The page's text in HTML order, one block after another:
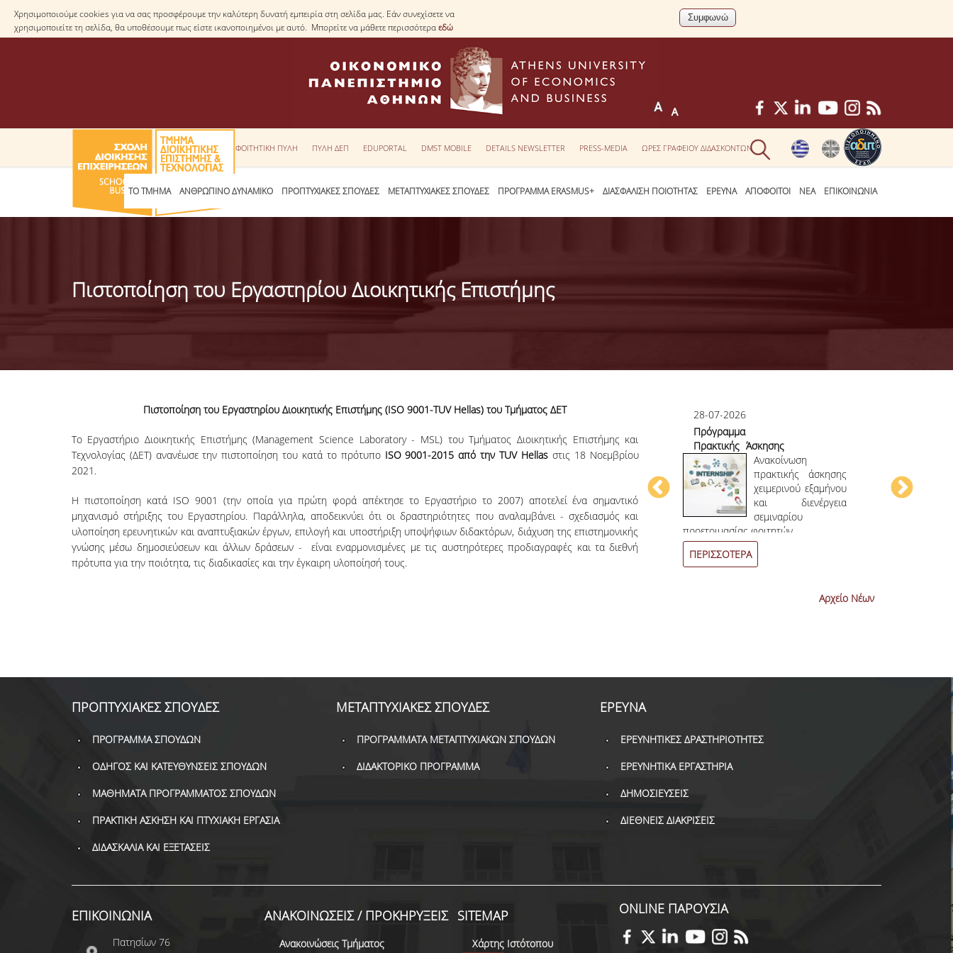
Χρησιμοποιούμε cookies για να σας προσφέρουμε την καλύτερη δυνατή εμπειρία στη σελίδα μας. Εάν συνεχίσετε να
χρησιμοποιείτε τη σελίδα, θα υποθέσουμε πως είστε ικανοποιημένοι με αυτό. Μπορείτε να μάθετε περισσότεραεδώ
ΦΟΙΤΗΤΙΚΗ ΠΥΛΗ ΠΥΛΗ ΔΕΠ EDUPORTAL DMST MOBILE DETAILS NEWSLETTER PRESS-MEDIA ΩΡΕΣ ΓΡΑΦΕΙΟΥ ΔΙΔΑΣΚΟΝΤΩΝ
ΤΟ ΤΜΗΜΑ ΑΝΘΡΩΠΙΝΟ ΔΥΝΑΜΙΚΟ ΠΡΟΠΤΥΧΙΑΚΕΣ ΣΠΟΥΔΕΣ ΜΕΤΑΠΤΥΧΙΑΚΕΣ ΣΠΟΥΔΕΣ ΠΡΟΓΡΑΜΜΑ ERASMUS+ ΔΙΑΣΦΑΛΙΣΗ ΠΟΙΟΤΗΤΑΣ ΕΡΕΥΝΑ ΑΠΟΦΟΙΤΟΙ ΝΕΑ ΕΠΙΚΟΙΝΩΝΙΑ
Πιστοποίηση του Εργαστηρίου Διοικητικής Επιστήμης
Πιστοποίηση του Εργαστηρίου Διοικητικής Επιστήμης (ISO 9001-TUV Hellas) του Τμήματος ΔΕΤ
Τo Εργαστήριο Διοικητικής Επιστήμης (Management Science Laboratory - MSL) του Τμήματος Διοικητικής Επιστήμης και
Τεχνολογίας (ΔΕΤ) ανανέωσε την πιστοποίηση του κατά το πρότυπο ISO 9001-2015 από την TUV Hellasστις 18 Νοεμβρίου
2021.
H πιστοποίηση κατά ISO 9001 (την οποία για πρώτη φορά απέκτησε το Εργαστήριο το 2007) αποτελεί ένα σημαντικό
μηχανισμό στήριξης του Εργαστηρίου. Παράλληλα, αποδεικνύει ότι οι δραστηριότητες που αναλαμβάνει - σχεδιασμός και
υλοποίηση ερευνητικών και αναπτυξιακών έργων, επιλογή και υποστήριξη υποψήφιων διδακτόρων, διάχυση της επιστημονικής
γνώσης μέσω δημοσιεύσεων και άλλων δράσεων - είναι εναρμονισμένες με τις αυστηρότερες προδιαγραφές και τα διεθνή
πρότυπα για την ποιότητα, τις διαδικασίες και την έγκαιρη υλοποίησή τους.
18-06-2026
Εκπόνησης
Διδακτορικών Η Συνέλευση του
προκήρυξη νέων
θέσεων υποψηφίων
διδακτόρων.
ΠΕΡΙΣΣΟΤΕΡΑ
28-07-2026
Πρόγραμμα
Πρακτικής Άσκησης
Χειμερινού
Εξαμήνου 2026-
2027
Ανακοίνωση
πρακτικής άσκησης
χειμερινού εξαμήνου
και διενέργεια
σεμιναρίου
προετοιμασίας φοιτητών.
ΠΕΡΙΣΣΟΤΕΡΑ
Αρχείο Νέων
ΠΡΟΠΤΥΧΙΑΚΕΣ ΣΠΟΥΔΕΣ
ΠΡΟΓΡΑΜΜΑ ΣΠΟΥΔΩΝ
ΟΔΗΓΟΣ ΚΑΙ ΚΑΤΕΥΘΥΝΣΕΙΣ ΣΠΟΥΔΩΝ
ΜΑΘΗΜΑΤΑ ΠΡΟΓΡΑΜΜΑΤΟΣ ΣΠΟΥΔΩΝ
ΠΡΑΚΤΙΚΗ ΑΣΚΗΣΗ ΚΑΙ ΠΤΥΧΙΑΚΗ ΕΡΓΑΣΙΑ
ΔΙΔΑΣΚΑΛΙΑ ΚΑΙ ΕΞΕΤΑΣΕΙΣ
ΜΕΤΑΠΤΥΧΙΑΚΕΣ ΣΠΟΥΔΕΣ
ΠΡΟΓΡΑΜΜΑΤΑ ΜΕΤΑΠΤΥΧΙΑΚΩΝ ΣΠΟΥΔΩΝ
ΔΙΔΑΚΤΟΡΙΚΟ ΠΡΟΓΡΑΜΜΑ
ΕΡΕΥΝΑ
ΕΡΕΥΝΗΤΙΚΕΣ ΔΡΑΣΤΗΡΙΟΤΗΤΕΣ
ΕΡΕΥΝΗΤΙΚΑ ΕΡΓΑΣΤΗΡΙΑ
ΔΗΜΟΣΙΕΥΣΕΙΣ
ΔΙΕΘΝΕΙΣ ΔΙΑΚΡΙΣΕΙΣ
ΕΠΙΚΟΙΝΩΝΙΑ
Πατησίων 76
ΑΝΑΚΟΙΝΩΣΕΙΣ / ΠΡΟΚΗΡΥΞΕΙΣ
Ανακοινώσεις Τμήματος
SITEMAP
Χάρτης Ιστότοπου
ONLINE ΠΑΡΟΥΣΙΑ